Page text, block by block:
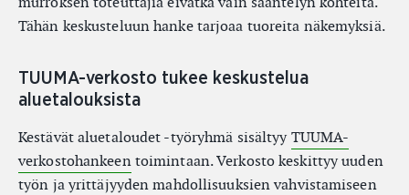
Tähän keskusteluun hanke tarjoaa tuoreita näkemyksiä.
TUUMA-verkosto tukee keskustelua
aluetalouksista
Kestävät aluetaloudet -työryhmä sisältyyTUUMA-
verkostohankeentoimintaan. Verkosto keskittyy uuden
työn ja yrittäjyyden mahdollisuuksien vahvistamiseen